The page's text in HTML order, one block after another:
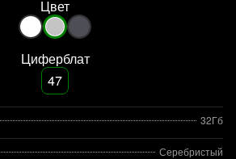
Цвет
Циферблат
47
32Гб
Серебристый